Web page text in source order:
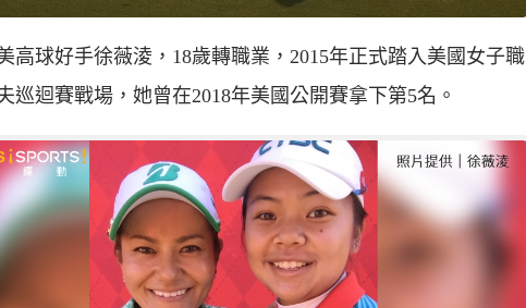
高球好手徐薇淩，18歲轉職業，2015年正式踏入美國女子職
巡迴賽戰場，她曾在2018年美國公開賽拿下第5名。